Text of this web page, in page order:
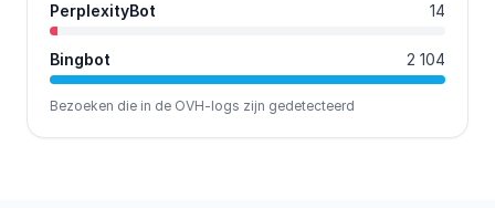
PerplexityBot 14
Bingbot 2 104
Bezoeken die in de OVH-logs zijn gedetecteerd